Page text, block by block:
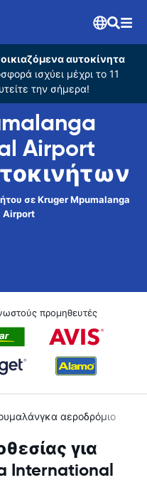
αυτοκίνητα
ισχύει μέχρι το 11
την σήμερα!
Airport
σε Kruger Mpumalanga
Airport
προμηθευτές
αεροδρόμιο
για
International